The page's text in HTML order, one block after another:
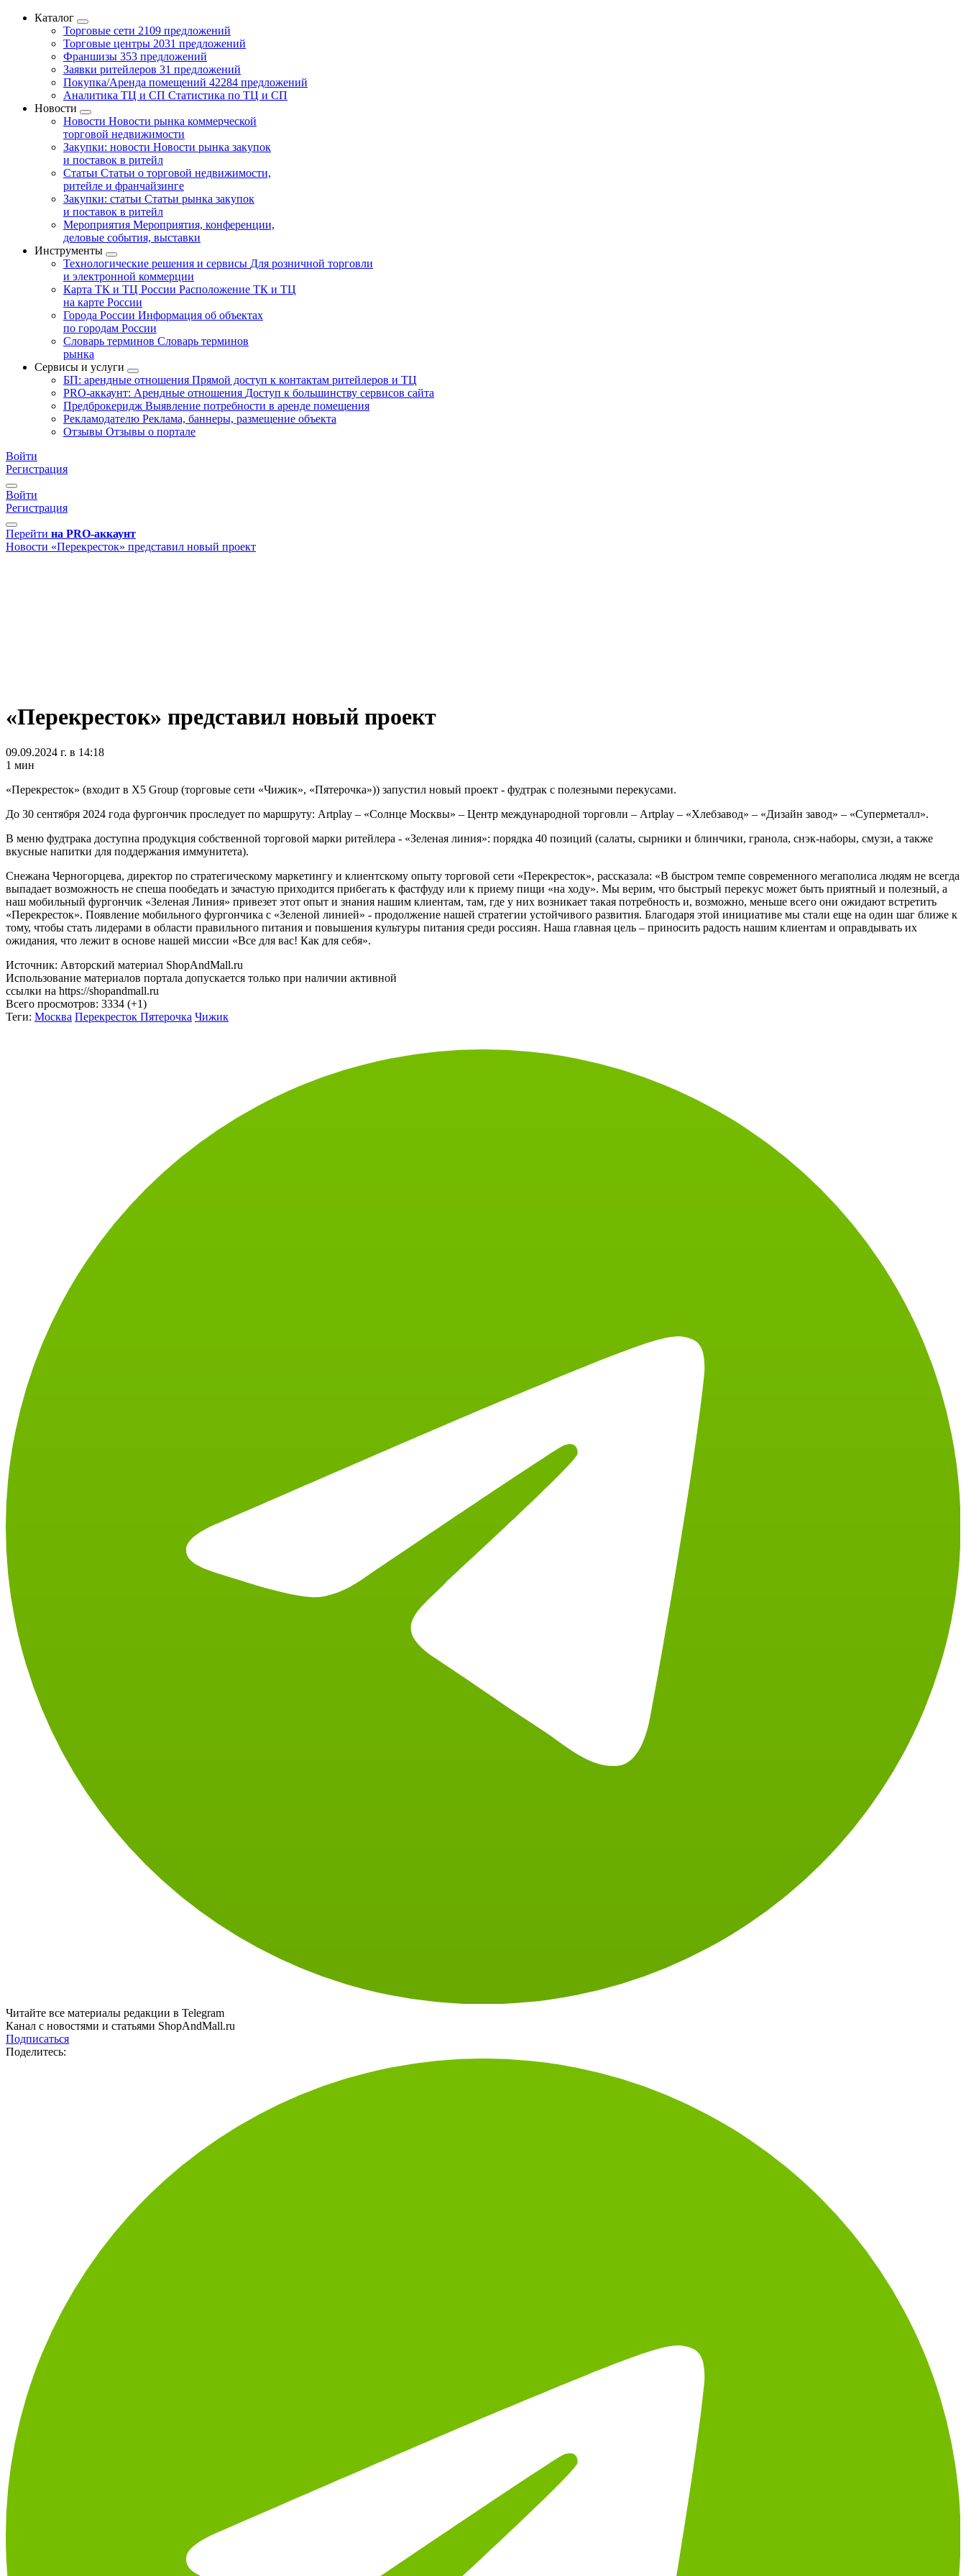
Каталог
Торговые сети 2109 предложений
Торговые центры 2031 предложений
Франшизы 353 предложений
Заявки ритейлеров 31 предложений
Покупка/Аренда помещений 42284 предложений
Аналитика ТЦ и СП Статистика по ТЦ и СП
Новости
Новости Новости рынка коммерческой
торговой недвижимости
Закупки: новости Новости рынка закупок
и поставок в ритейл
Статьи Статьи о торговой недвижимости,
ритейле и франчайзинге
Закупки: статьи Статьи рынка закупок
и поставок в ритейл
Мероприятия Мероприятия, конференции,
деловые события, выставки
Инструменты
Технологические решения и сервисы Для розничной торговли
и электронной коммерции
Карта ТК и ТЦ России Расположение ТК и ТЦ
на карте России
Города России Информация об объектах
по городам России
Словарь терминов Словарь терминов
рынка
Сервисы и услуги
БП: арендные отношения Прямой доступ к контактам ритейлеров и ТЦ
PRO-аккаунт: Арендные отношения Доступ к большинству сервисов сайта
Предброкеридж Выявление потребности в аренде помещения
Рекламодателю Реклама, баннеры, размещение объекта
Отзывы Отзывы о портале
Войти
Регистрация
Войти
Регистрация
Перейти на PRO-аккаунт
Новости «Перекресток» представил новый проект
«Перекресток» представил новый проект
09.09.2024 г. в 14:18
В меню фудтрака доступна продукция собственной торговой марки ритейлера - «Зеленая линия»: порядка 40 позиций (салаты, сырники и блинчики, гранола, снэк-наборы, смузи, а также
Снежана Черногорцева, директор по стратегическому маркетингу и клиентскому опыту торговой сети «Перекресток», рассказала: «В быстром темпе современного мегаполиса людям не всегда
выпадает возможность не спеша пообедать и зачастую приходится прибегать к фастфуду или к приему пищи «на ходу». Мы верим, что быстрый перекус может быть приятный и полезный, а
наш мобильный фургончик «Зеленая Линия» привезет этот опыт и знания нашим клиентам, там, где у них возникает такая потребность и, возможно, меньше всего они ожидают встретить
«Перекресток». Появление мобильного фургончика с «Зеленой линией» - продолжение нашей стратегии устойчивого развития. Благодаря этой инициативе мы стали еще на один шаг ближе к
тому, чтобы стать лидерами в области правильного питания и повышения культуры питания среди россиян. Наша главная цель – приносить радость нашим клиентам и оправдывать их
Источник: Авторский материал ShopAndMall.ru
Использование материалов портала допускается только при наличии активной
ссылки на https://shopandmall.ru
Всего просмотров:3334 (+1)
Читайте все материалы редакции в Telegram
Канал с новостями и статьями ShopAndMall.ru
Подписаться